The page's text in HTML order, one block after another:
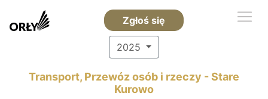
Zgłoś się
2025
Transport, Przewóz osób i rzeczy - Stare
Kurowo